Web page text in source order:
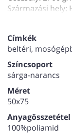
Származási hely:
Címkék
beltéri,
Színcsoport
sárga-narancs
Méret
50x75
Anyagösszetétel
100%poliamid